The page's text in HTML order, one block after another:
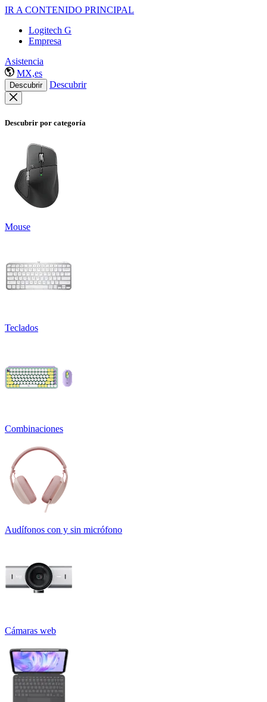
IR A CONTENIDO PRINCIPAL
Logitech G
Empresa
Asistencia
MX,es
Descubrir Descubrir
Descubrir por categoría
Mouse
Teclados
Combinaciones
Audífonos con y sin micrófono
Cámaras web